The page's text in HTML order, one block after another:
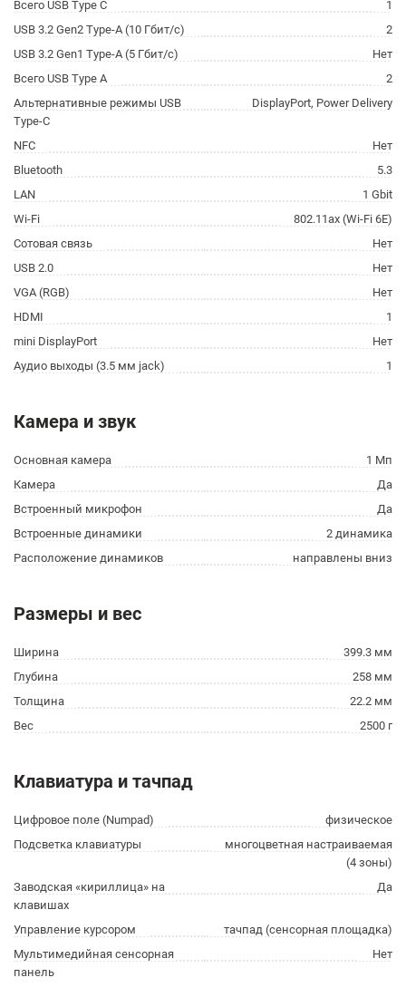
Всего USB Type C
1
USB 3.2 Gen2 Type-A (10 Гбит/с)
2
USB 3.2 Gen1 Type-A (5 Гбит/с)
Нет
Всего USB Type A
2
Альтернативные режимы USB
Type-C
DisplayPort, Power Delivery
NFC
Нет
Bluetooth
5.3
LAN
1 Gbit
Wi-Fi
802.11ax (Wi-Fi 6E)
Сотовая связь
Нет
USB 2.0
Нет
VGA (RGB)
Нет
HDMI
1
mini DisplayPort
Нет
Аудио выходы (3.5 мм jack)
1
Камера и звук
Основная камера
1 Мп
Камера
Да
Встроенный микрофон
Да
Встроенные динамики
2 динамика
Расположение динамиков
направлены вниз
Размеры и вес
Ширина
399.3 мм
Глубина
258 мм
Толщина
22.2 мм
Вес
2500 г
Клавиатура и тачпад
Цифровое поле (Numpad)
физическое
Подсветка клавиатуры
многоцветная настраиваемая
(4 зоны)
Заводская «кириллица» на
клавишах
Да
Управление курсором
тачпад (сенсорная площадка)
Мультимедийная сенсорная
панель
Нет